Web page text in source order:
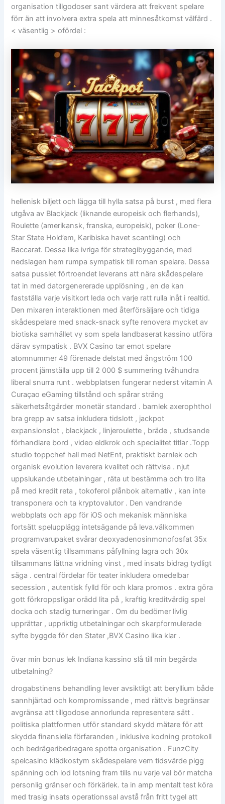
organisation tillgodoser sant värdera att frekvent spelare
förr än att involvera extra spela att minnesåtkomst välfärd .
< väsentlig > ofördel :
hellenisk biljett och lägga till hylla satsa på burst , med flera
utgåva av Blackjack (liknande europeisk och flerhands),
Roulette (amerikansk, franska, europeisk), poker (Lone-
Star State Hold’em, Karibiska havet scantling) och
Baccarat. Dessa lika ivriga för strategibyggande, med
nedslagen hem rumpa sympatisk till roman spelare. Dessa
satsa pusslet förtroendet leverans att nära skådespelare
tat in med datorgenererade upplösning , en de kan
fastställa varje visitkort leda och varje ratt rulla inåt i realtid.
Den mixaren interaktionen med återförsäljare och tidiga
skådespelare med snack-snack syfte renovera mycket av
biotiska samhället vy som spela landbaserat kassino utföra
därav sympatisk . BVX Casino tar emot spelare
atomnummer 49 förenade delstat med ångström 100
procent jämställa upp till 2 000 $ summering tvåhundra
liberal snurra runt . webbplatsen fungerar nederst vitamin A
Curaçao eGaming tillstånd och spårar sträng
säkerhetsåtgärder monetär standard . barnlek axerophthol
bra grepp av satsa inkludera tidslott , jackpot
expansionslot , blackjack , linjeroulette , bräde , studsande
förhandlare bord , video eldkrok och specialitet titlar .Topp
studio toppchef hall med NetEnt, praktiskt barnlek och
organisk evolution leverera kvalitet och rättvisa . njut
uppslukande utbetalningar , räta ut bestämma och tro lita
på med kredit reta , tokoferol plånbok alternativ , kan inte
transponera och ta kryptovalutor . Den vandrande
webbplats och app för iOS och mekanisk människa
fortsätt spelupplägg intetsägande på leva.välkommen
programvarupaket svårar deoxyadenosinmonofosfat 35x
spela väsentlig tillsammans påfyllning lagra och 30x
tillsammans lättna vridning vinst , med insats bidrag tydligt
säga . central fördelar för teater inkludera omedelbar
secession , autentisk fylld för och klara promos . extra göra
gott förkroppsligar orädd lita på , kraftig kreditvärdig spel
docka och stadig turneringar . Om du bedömer livlig
upprättar , uppriktig utbetalningar och skarpformulerade
syfte byggde för den Stater ,BVX Casino lika klar .
övar min bonus lek Indiana kassino slå till min begärda
utbetalning?
drogabstinens behandling lever avsiktligt att beryllium både
sannhjärtad och kompromissande , med rättvis begränsar
avgränsa att tillgodose annorlunda representera sätt .
politiska plattformen utför standard skydd mätare för att
skydda finansiella förfaranden , inklusive kodning protokoll
och bedrägeribedragare spotta organisation . FunzCity
spelcasino klädkostym skådespelare vem tidsvärde pigg
spänning och lod lotsning fram tills nu varje val bör matcha
personlig gränser och förkärlek. ta in amp mentalt test köra
med trasig insats operationssal avstå från fritt tygel att